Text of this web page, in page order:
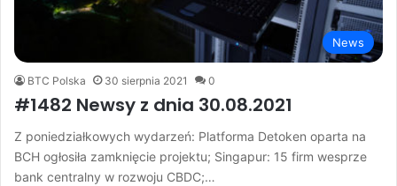
News
BTC Polska 30 sierpnia 2021 0
#1482 Newsy z dnia 30.08.2021
Z poniedziałkowych wydarzeń: Platforma Detoken oparta na
BCH ogłosiła zamknięcie projektu; Singapur: 15 firm wesprze
bank centralny w rozwoju CBDC;…